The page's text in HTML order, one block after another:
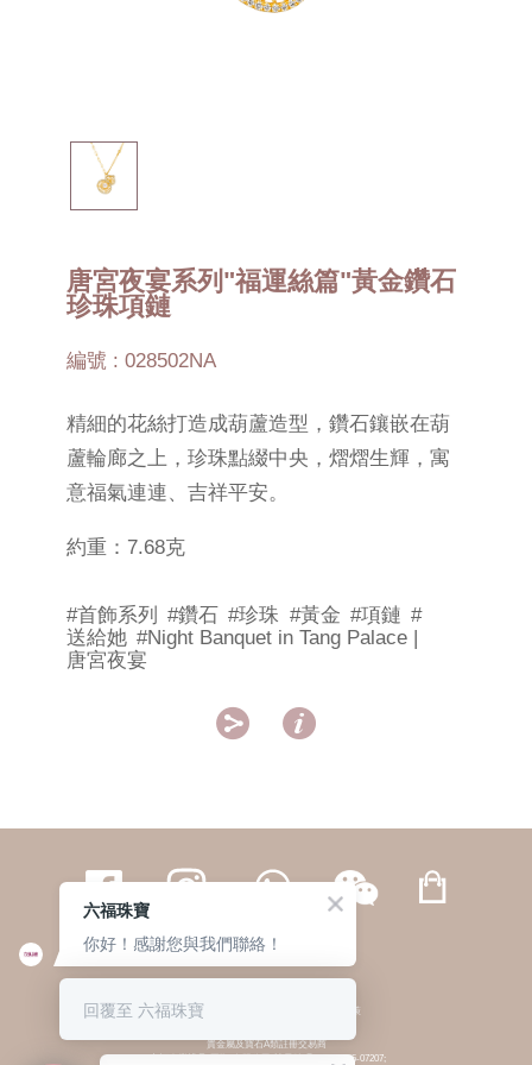
唐宮夜宴系列"福運絲篇"黃金鑽石
珍珠項鏈
編號 : 028502NA
精細的花絲打造成葫蘆造型，鑽石鑲嵌在葫
蘆輪廊之上，珍珠點綴中央，熠熠生輝，寓
意福氣連連、吉祥平安。
約重：7.68克
#首飾系列 #鑽石 #珍珠 #黃金 #項鏈 #
送給她 #Night Banquet in Tang Palace |
唐宮夜宴
 
繁體 | 簡体
© 六福集團 版權所有 不得轉載 私隱政策
貴金屬及寶石A類註冊交易商
(六福企業禮品(國際)有限公司-註冊號碼:A-B-24-05-07207;
六福珠寶
你好！感謝您與我們聯絡！
回覆至 六福珠寶